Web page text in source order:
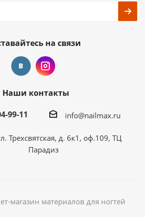
на связи
Наши контакты
99-11
info@nailmax.ru
Трехсвятская, д. 6к1, оф.109, ТЦ
Парадиз
магазин материалов для ногтей